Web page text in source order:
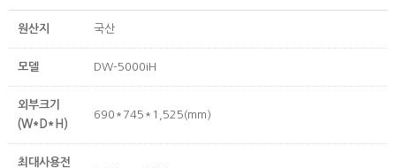
원산지 국산
모델 DW-5000iH
외부크기
(W*D*H)
690*745*1,525(mm)
최대사용전